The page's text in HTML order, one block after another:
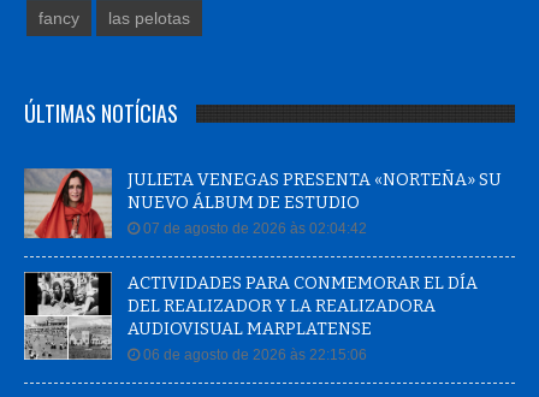
fancy las pelotas
ÚLTIMAS NOTÍCIAS
JULIETA VENEGAS PRESENTA «NORTEÑA» SU
NUEVO ÁLBUM DE ESTUDIO
07 de agosto de 2026 às 02:04:42
ACTIVIDADES PARA CONMEMORAR EL DÍA
DEL REALIZADOR Y LA REALIZADORA
AUDIOVISUAL MARPLATENSE
06 de agosto de 2026 às 22:15:06